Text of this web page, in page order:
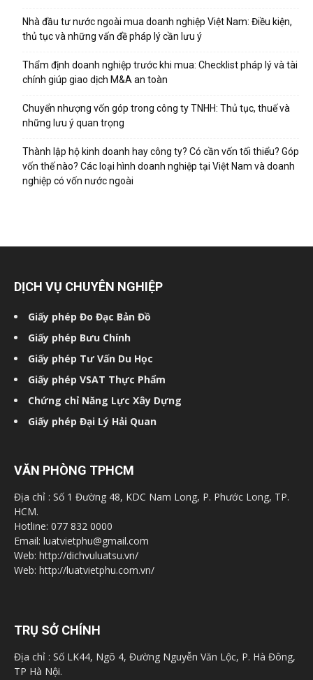
Nhà đầu tư nước ngoài mua doanh nghiệp Việt Nam: Điều kiện,
thủ tục và những vấn đề pháp lý cần lưu ý
Thẩm định doanh nghiệp trước khi mua: Checklist pháp lý và tài
chính giúp giao dịch M&A an toàn
Chuyển nhượng vốn góp trong công ty TNHH: Thủ tục, thuế và
những lưu ý quan trọng
Thành lập hộ kinh doanh hay công ty? Có cần vốn tối thiểu? Góp
vốn thế nào? Các loại hình doanh nghiệp tại Việt Nam và doanh
nghiệp có vốn nước ngoài
DỊCH VỤ CHUYÊN NGHIỆP
Giấy phép Đo Đạc Bản Đồ
Giấy phép Bưu Chính
Giấy phép Tư Vấn Du Học
Giấy phép VSAT Thực Phẩm
Chứng chỉ Năng Lực Xây Dựng
Giấy phép Đại Lý Hải Quan
VĂN PHÒNG TPHCM
Địa chỉ : Số 1 Đường 48, KDC Nam Long, P. Phước Long, TP.
HCM.
Hotline: 077 832 0000
Email: luatvietphu@gmail.com
Web: http://dichvuluatsu.vn/
Web: http://luatvietphu.com.vn/
TRỤ SỞ CHÍNH
Địa chỉ : Số LK44, Ngõ 4, Đường Nguyễn Văn Lộc, P. Hà Đông,
TP Hà Nội.